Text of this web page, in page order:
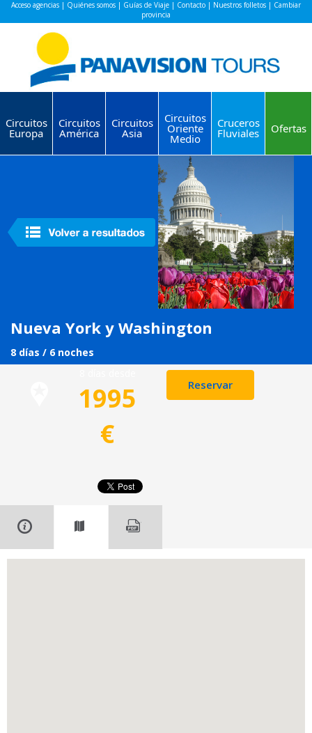
Acceso agencias | Quiénes somos | Guías de Viaje | Contacto | Nuestros folletos | Cambiar
provincia
Circuitos
Europa
Circuitos
América
Circuitos
Asia
Circuitos
Oriente
Medio
Cruceros
Fluviales Ofertas
Nueva York y Washington
8 días / 6 noches
1995
€
Reservar